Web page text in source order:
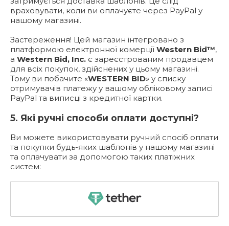
враховувати, коли ви оплачуєте через PayPal у
нашому магазині.
Застереження! Цей магазин інтегровано з
платформою електронної комерції Western Bid™,
а Western Bid, Inc. є зареєстрованим продавцем
для всіх покупок, здійснених у цьому магазині.
Тому ви побачите «WESTERN BID» у списку
отримувачів платежу у вашому обліковому записі
PayPal та виписці з кредитної картки.
5. Які ручні способи оплати доступні?
Ви можете використовувати ручний спосіб оплати
та покупки будь-яких шаблонів у нашому магазині
та оплачувати за допомогою таких платіжних
систем: